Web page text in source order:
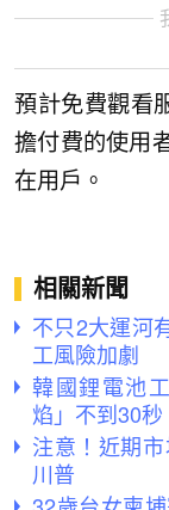
預計免費觀看
擔付費的使用
在用戶。
相關新聞
不只2大運河
工風險加劇
韓國鋰電池
焰」不到30秒
注意！近期
川普